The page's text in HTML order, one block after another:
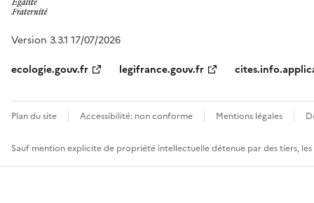
Version 3.3.1 17/07/2026
ecologie.gouv.fr
legifrance.gouv.fr
Plan du site Accessibilité: non conforme Mentions légales
Sauf mention explicite de propriété intellectuelle détenue par des tiers,